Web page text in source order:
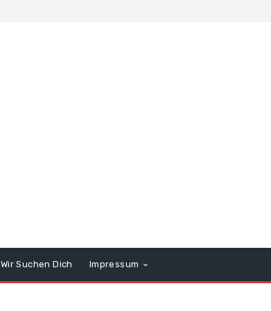
Wir Suchen Dich Impressum